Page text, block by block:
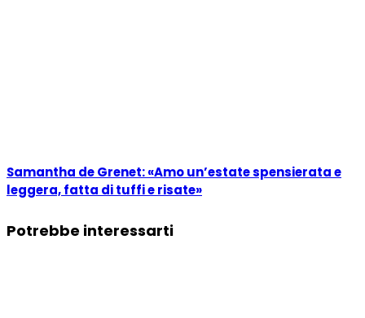
Samantha de Grenet: «Amo un’estate spensierata e
leggera, fatta di tuffi e risate»
Potrebbe interessarti